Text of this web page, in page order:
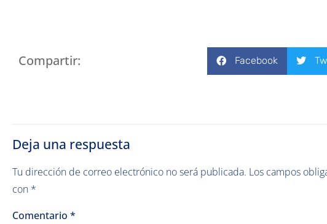
Compartir: Facebook
Deja una respuesta
Tu dirección de correo electrónico no será publicada. Los campos
con *
Comentario *